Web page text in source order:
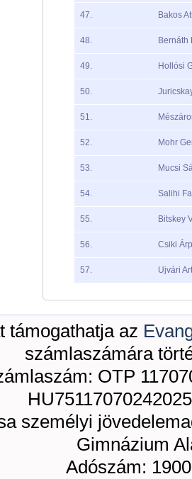
47. Bakos
48. Bernáth
49. Hollósi
50.
51.
52. Mohr
53. Mucsi
54. Salihi
55. Bitskey
56. Csiki
57. Ujvári
támogathatja az
számlaszámára
OTP
személyi
Gimnázium
Adószám: